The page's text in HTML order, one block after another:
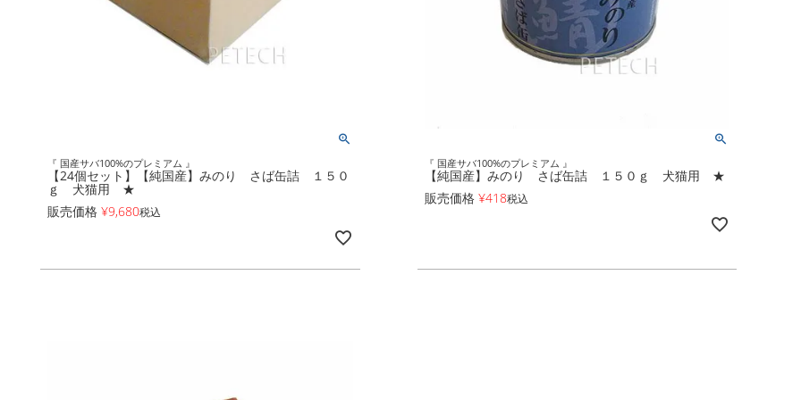
『 国産サバ100%のプレミアム 』
【24個セット】【純国産】みのり さば缶詰 １５０
ｇ 犬猫用 ★
販売価格 ¥9,680税込
『 国産サバ100%のプレミアム 』
【純国産】みのり さば缶詰 １５０ｇ 犬猫用 ★
販売価格 ¥418税込